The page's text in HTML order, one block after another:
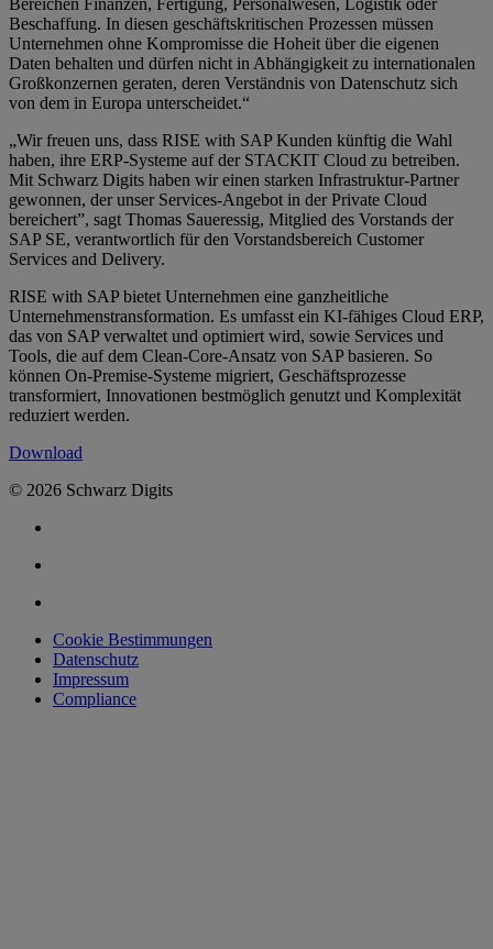
Bereichen Finanzen, Fertigung, Personalwesen, Logistik oder
Beschaffung. In diesen geschäftskritischen Prozessen müssen
Unternehmen ohne Kompromisse die Hoheit über die eigenen
Daten behalten und dürfen nicht in Abhängigkeit zu internationalen
Großkonzernen geraten, deren Verständnis von Datenschutz sich
von dem in Europa unterscheidet.“
„Wir freuen uns, dass RISE with SAP Kunden künftig die Wahl
haben, ihre ERP-Systeme auf der STACKIT Cloud zu betreiben.
Mit Schwarz Digits haben wir einen starken Infrastruktur-Partner
gewonnen, der unser Services-Angebot in der Private Cloud
bereichert”, sagt Thomas Saueressig, Mitglied des Vorstands der
SAP SE, verantwortlich für den Vorstandsbereich Customer
Services and Delivery.
RISE with SAP bietet Unternehmen eine ganzheitliche
Unternehmenstransformation. Es umfasst ein KI-fähiges Cloud ERP,
das von SAP verwaltet und optimiert wird, sowie Services und
Tools, die auf dem Clean-Core-Ansatz von SAP basieren. So
können On-Premise-Systeme migriert, Geschäftsprozesse
transformiert, Innovationen bestmöglich genutzt und Komplexität
reduziert werden.
Download
© 2026 Schwarz Digits
Cookie Bestimmungen
Datenschutz
Impressum
Compliance